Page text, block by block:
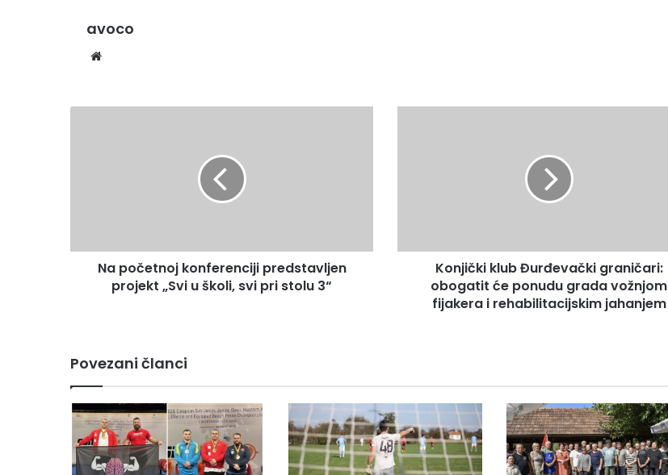
avoco
Na početnoj konferenciji predstavljen
projekt „Svi u školi, svi pri stolu 3“
Konjički klub Đurđevački graničari:
obogatit će ponudu grada vožnjom
fijakera i rehabilitacijskim jahanjem
Povezani članci